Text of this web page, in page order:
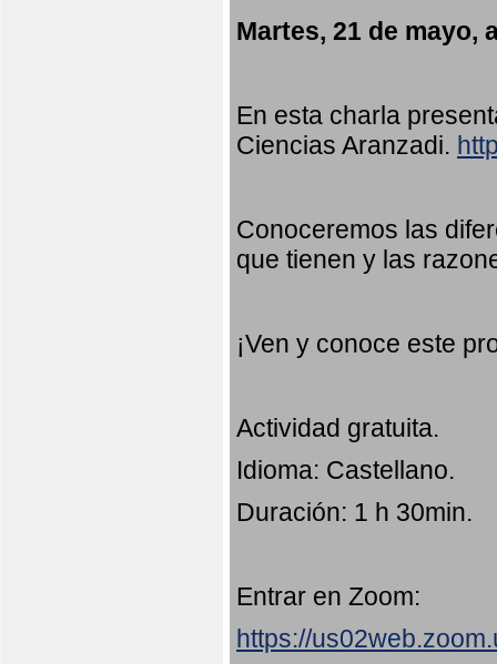
Martes, 21 de mayo,
En esta charla
Ciencias Aranzadi.
Conoceremos las
que tienen y las
¡Ven y conoce este
Actividad gratuita.
Idioma: Castellano.
Duración: 1 h 30min.
Entrar en Zoom:
https://